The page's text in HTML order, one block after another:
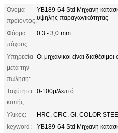
Όνομα
προϊόντος:
YB189-64 Std Μηχανή
υψηλής παραγωγικότητας
Φάσμα
πάχους:
0.3 - 3,0 mm
Υπηρεσία
μετά την
πώληση:
Οι μηχανικοί είναι
Ταχύτητα
κοπής:
0-100μ/λεπτό
Υλικός:
HRC, CRC, GI, COLOR
keyword:
YB189-64 Std Μηχανή